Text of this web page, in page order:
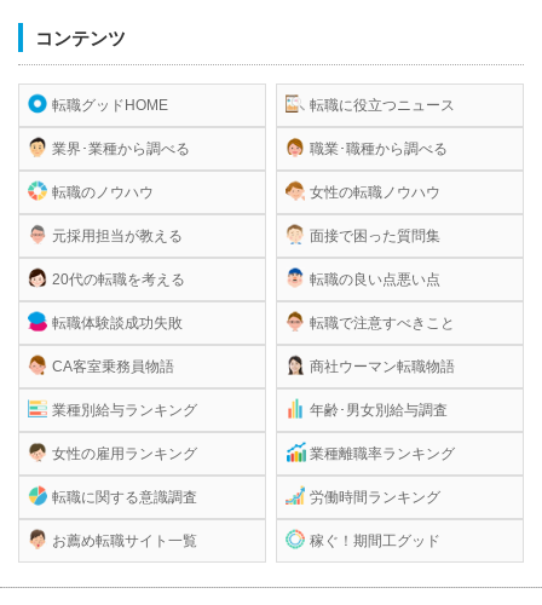
コンテンツ
転職グッドHOME
業界･業種から調べる
転職のノウハウ
元採用担当が教える
20代の転職を考える
転職体験談成功失敗
CA客室乗務員物語
業種別給与ランキング
女性の雇用ランキング
転職に関する意識調査
お薦め転職サイト一覧
転職に役立つニュース
職業･職種から調べる
女性の転職ノウハウ
面接で困った質問集
転職の良い点悪い点
転職で注意すべきこと
商社ウーマン転職物語
年齢･男女別給与調査
業種離職率ランキング
労働時間ランキング
稼ぐ！期間工グッド